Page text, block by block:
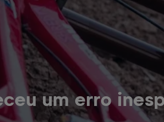
um erro